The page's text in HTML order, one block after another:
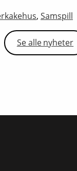
, Samspill
Se alle nyheter